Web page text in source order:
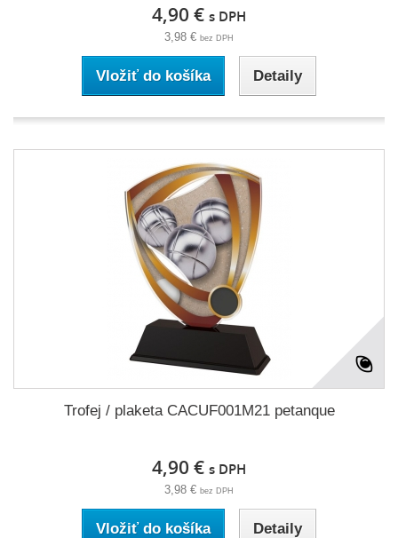
4,90 € s DPH
3,98 € bez DPH
Vložiť do košíka Detaily
Trofej / plaketa CACUF001M21 petanque
4,90 € s DPH
3,98 € bez DPH
Vložiť do košíka Detaily